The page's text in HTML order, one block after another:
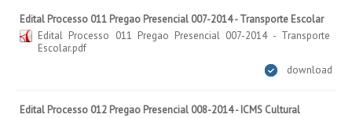
Edital Processo 011 Pregao Presencial 007-2014 - Transporte Escolar
Edital Processo 011 Pregao Presencial 007-2014 - Transporte
Escolar.pdf
download
Edital Processo 012 Pregao Presencial 008-2014 - ICMS Cultural